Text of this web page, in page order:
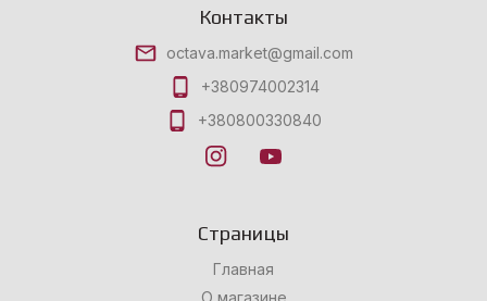
Контакты
octava.market@gmail.com
+380974002314
+380800330840
Страницы
Главная